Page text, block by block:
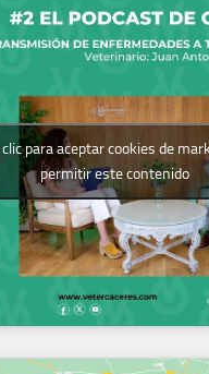
para aceptar cookies de
permitir este contenido